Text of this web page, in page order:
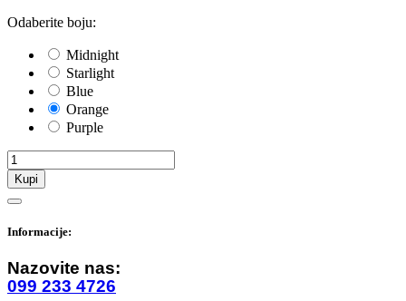
Odaberite boju:
Midnight
Starlight
Blue
Orange
Purple
Kupi
Informacije:
Nazovite nas:
099 233 4726